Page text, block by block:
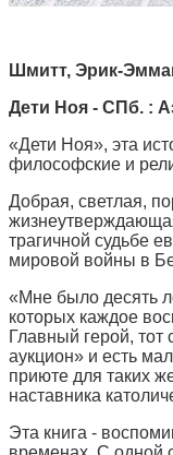
Шмитт, Эрик-
Дети Ноя - СПб. :
«Дети Ноя», эта
философские и
Добрая, светлая,
трагичной судьбе
мировой войны в
«Мне было десять
которых каждое
Главный герой, тот
аукцион» и есть
приюте для таких
наставника
Эта книга -